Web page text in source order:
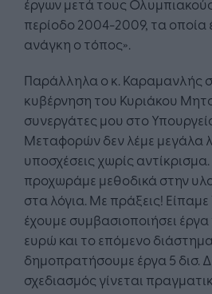
περίοδο 2004-2009, τα οποία
ανάγκη ο τόπος».
Παράλληλα ο κ. Καραμανλής
κυβέρνηση του Κυριάκου
συνεργάτες μου στο
Μεταφορών δεν λέμε μεγάλα
υποσχέσεις χωρίς αντίκρισμα.
προχωράμε μεθοδικά στην
στα λόγια. Με πράξεις! Είπαμε
έχουμε συμβασιοποιήσει
ευρώ και το επόμενο
δημοπρατήσουμε έργα 5 δισ.
σχεδιασμός γίνεται